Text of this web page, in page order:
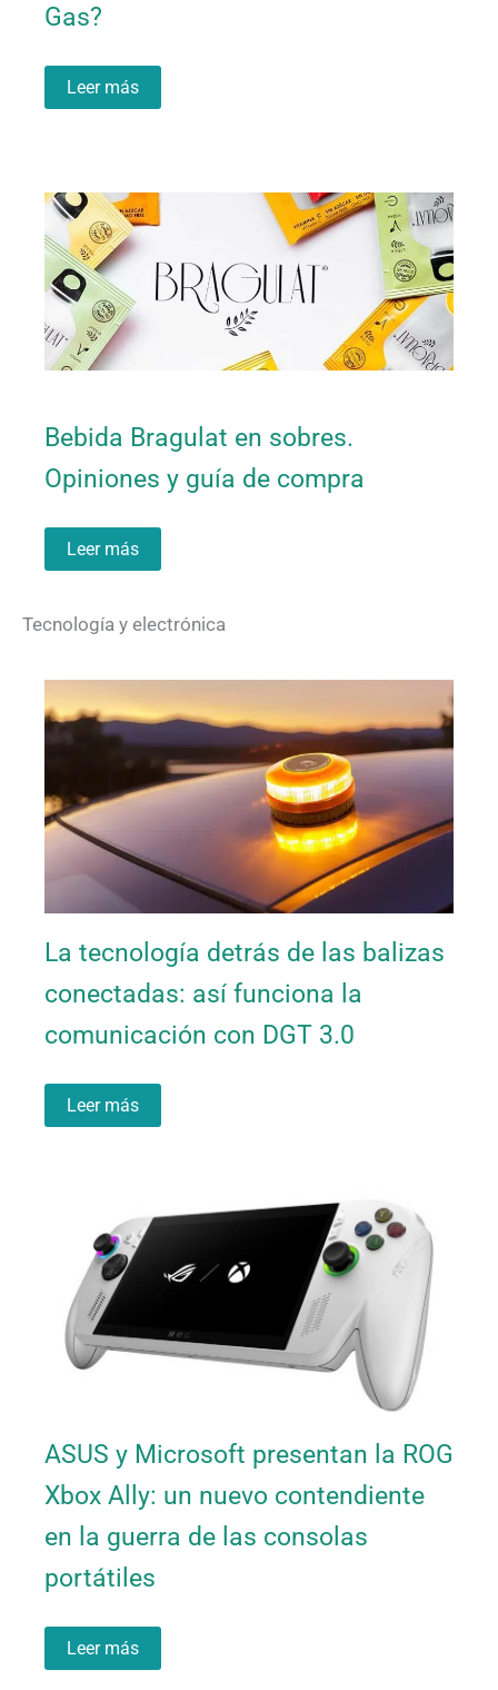
Gas?
Leer más
Bebida Bragulat en sobres.
Opiniones y guía de compra
Leer más
Tecnología y electrónica
La tecnología detrás de las balizas
conectadas: así funciona la
comunicación con DGT 3.0
Leer más
ASUS y Microsoft presentan la ROG
Xbox Ally: un nuevo contendiente
en la guerra de las consolas
portátiles
Leer más